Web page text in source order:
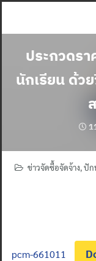
ประกวดร
นักเรียน ด้ว
ข่าวจัดซื้อจัดจ้าง,ปัก
pcm-661011